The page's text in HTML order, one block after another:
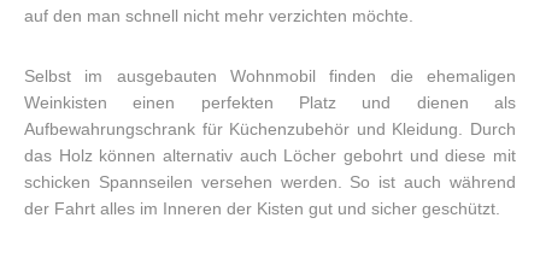
auf den man schnell nicht mehr verzichten möchte.
Selbst im ausgebauten Wohnmobil finden die ehemaligen
Weinkisten einen perfekten Platz und dienen als
Aufbewahrungschrank für Küchenzubehör und Kleidung. Durch
das Holz können alternativ auch Löcher gebohrt und diese mit
schicken Spannseilen versehen werden. So ist auch während
der Fahrt alles im Inneren der Kisten gut und sicher geschützt.